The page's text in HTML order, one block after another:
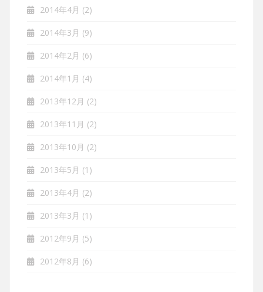
2014年4月 (2)
2014年3月 (9)
2014年2月 (6)
2014年1月 (4)
2013年12月 (2)
2013年11月 (2)
2013年10月 (2)
2013年5月 (1)
2013年4月 (2)
2013年3月 (1)
2012年9月 (5)
2012年8月 (6)